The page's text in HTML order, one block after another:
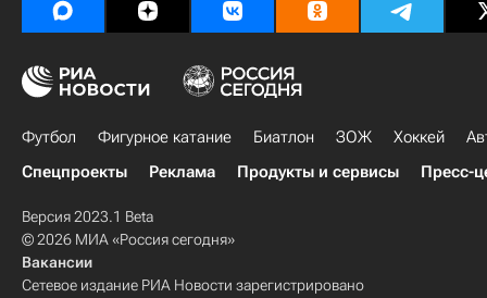
Футбол Фигурное катание Биатлон ЗОЖ Хоккей
Спецпроекты
Реклама Продукты и сервисы Пресс-
Версия 2023.1 Beta
© 2026 МИА «Россия сегодня»
Вакансии
Сетевое издание РИА Новости зарегистрировано